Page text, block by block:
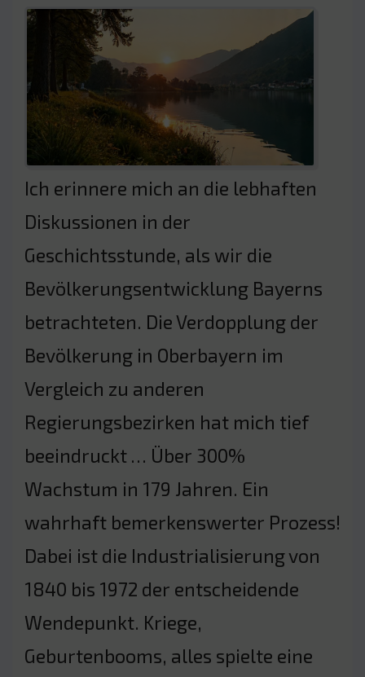
Ich erinnere mich an die lebhaften
Diskussionen in der
Geschichtsstunde, als wir die
Bevölkerungsentwicklung Bayerns
betrachteten. Die Verdopplung der
Bevölkerung in Oberbayern im
Vergleich zu anderen
Regierungsbezirken hat mich tief
beeindruckt … Über 300%
Wachstum in 179 Jahren. Ein
wahrhaft bemerkenswerter Prozess!
Dabei ist die Industrialisierung von
1840 bis 1972 der entscheidende
Wendepunkt. Kriege,
Geburtenbooms, alles spielte eine